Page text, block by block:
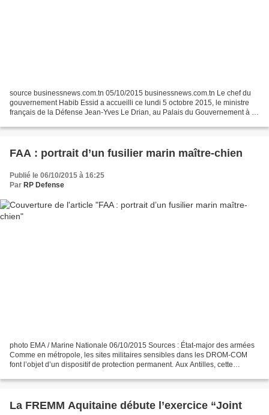
source businessnews.com.tn 05/10/2015 businessnews.com.tn Le chef du
gouvernement Habib Essid a accueilli ce lundi 5 octobre 2015, le ministre
français de la Défense Jean-Yves Le Drian, au Palais du Gouvernement à la
FAA : portrait d’un fusilier marin maître-chien
Publié le 06/10/2015 à 16:25
Par RP Defense
photo EMA / Marine Nationale 06/10/2015 Sources : État-major des armées
Comme en métropole, les sites militaires sensibles dans les DROM-COM
font l’objet d’un dispositif de protection permanent. Aux Antilles, cette
La FREMM Aquitaine débute l’exercice “Joint